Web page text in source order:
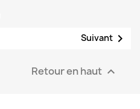
Suivant 
Retour en haut 